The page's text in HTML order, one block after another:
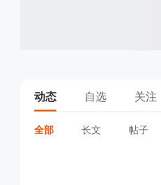
动态 自选 关注
全部 长文 帖子